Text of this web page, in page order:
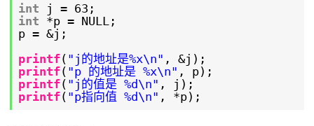
int
j = 63;
int *p = NULL;
p = &j;
printf ( "j的地址是%x\n" , &j);
printf ( "p 的地址是 %x\n" , p);
printf ( "j的值是 %d\n" , j);
printf ( "p指向值 %d\n" , *p);